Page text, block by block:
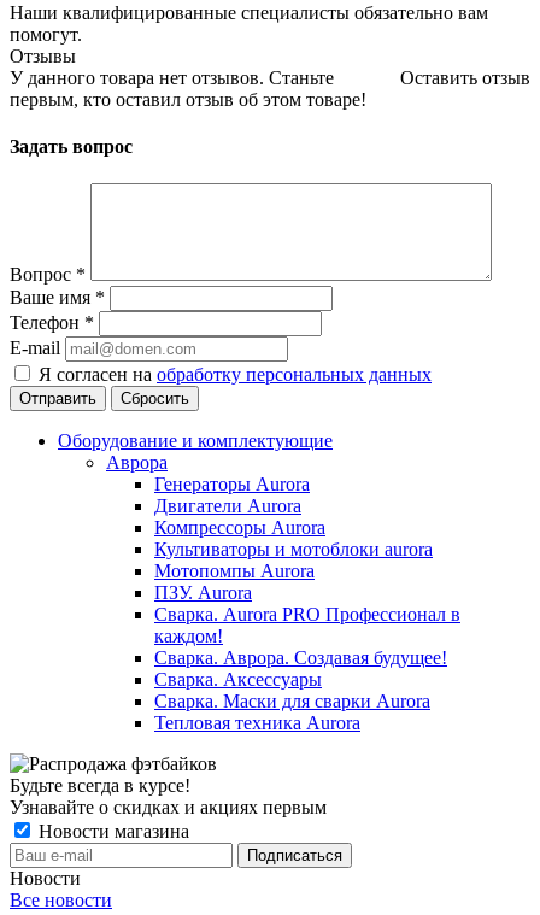
Наши квалифицированные специалисты обязательно вам
помогут.
Отзывы
Оставить отзыв
У данного товара нет отзывов. Станьте
первым, кто оставил отзыв об этом товаре!
Задать вопрос
Вопрос *
Ваше имя *
Телефон *
E-mail
Я согласен на обработку персональных данных
Сбросить
Оборудование и комплектующие
Аврора
Генераторы Aurora
Двигатели Aurora
Компрессоры Aurora
Культиваторы и мотоблоки aurora
Мотопомпы Aurora
ПЗУ. Aurora
Сварка. Aurora PRO Профессионал в
каждом!
Сварка. Аврора. Создавая будущее!
Сварка. Аксессуары
Сварка. Маски для сварки Aurora
Тепловая техника Aurora
Будьте всегда в курсе!
Узнавайте о скидках и акциях первым
Новости магазина
Новости
Все новости